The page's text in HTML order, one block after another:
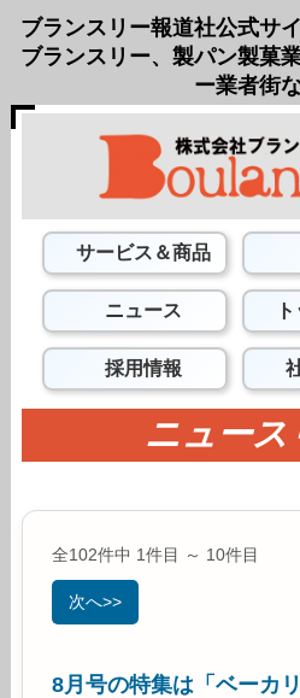
ブランスリー報道社公式サ
ブランスリー、製パン製菓
ー業者街な
サービス＆商品
ニュース
採用情報
ニュース
全102件中 1件目 ～ 10件目
次へ>>
8月号の特集は「ベーカ